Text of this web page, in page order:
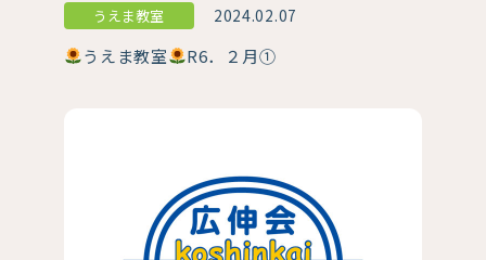
うえま教室 2024.02.07
うえま教室 R6．２月①